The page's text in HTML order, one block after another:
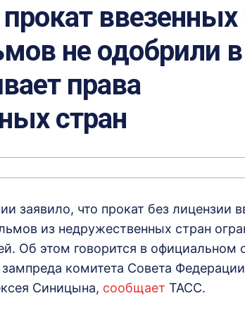
ввезенных
не одобрили
права
стран
заявило, что прокат без лицензии
из недружественных стран
Об этом говорится в официальном
комитета Совета
Синицына, сообщает ТАСС.